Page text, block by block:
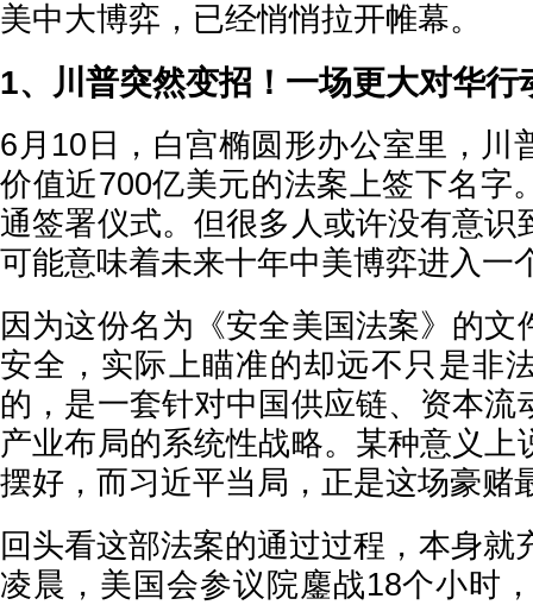
美中大博弈，已经悄悄拉开帷幕。
1、川普突然变招！一场更大对华行
6月10日，白宫椭圆形办公室里，川
价值近700亿美元的法案上签下名字
通签署仪式。但很多人或许没有意识
可能意味着未来十年中美博弈进入一
因为这份名为《安全美国法案》的文
安全，实际上瞄准的却远不只是非
的，是一套针对中国供应链、资本流
产业布局的系统性战略。某种意义上
摆好，而习近平当局，正是这场豪赌
回头看这部法案的通过过程，本身就
凌晨，美国会参议院鏖战18个小时